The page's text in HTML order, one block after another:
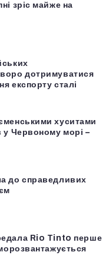
зріс майже на
дотримуватися
експорту сталі
хуситами
у Червоному морі –
до справедливих
Rio Tinto перше